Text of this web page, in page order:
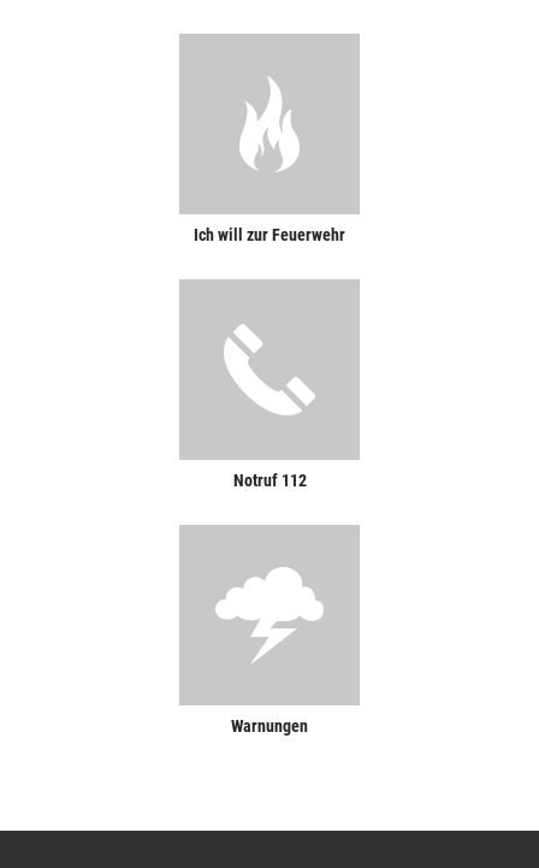
Ich will zur Feuerwehr
Notruf 112
Warnungen